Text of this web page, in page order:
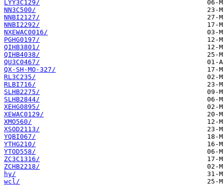
LYY3C129/
NN3C500/
NNBI2127/
NNBI2292/
NXEWAC0016/
PGHG0197/
QIHB3801/
QIHB4038/
QU3C0467/
QX-SH-MO-327/
RL3C235/
RLBI716/
SLHB2275/
SLHB2844/
XEHG0895/
XEWAC0129/
XMO560/
XSOD2113/
YQBI067/
YTHG210/
YTOD558/
ZC3C1316/
ZCHB2218/
hy/
wcl/